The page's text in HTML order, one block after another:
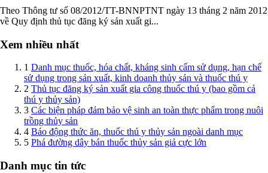
Theo Thông tư số 08/2012/TT-BNNPTNT ngày 13 tháng 2 năm 2012
về Quy định thủ tục đăng ký sản xuất gi...
Xem nhiều nhất
1 Danh mục thuốc, hóa chất, kháng sinh cấm sử dụng, hạn chế
sử dụng trong sản xuất, kinh doanh thủy sản và thuốc thú y
2 Thủ tục đăng ký sản xuất gia công thuốc thú y (bao gồm cả
thú y thủy sản)
3 Các biện pháp đảm bảo vệ sinh an toàn thực phẩm trong nuôi
trồng thủy sản
4 Báo động thức ăn, thuốc thú y thủy sản ngoài danh mục
5 Phá đường dây bán thuốc thủy sản giả cực lớn
Danh mục tin tức